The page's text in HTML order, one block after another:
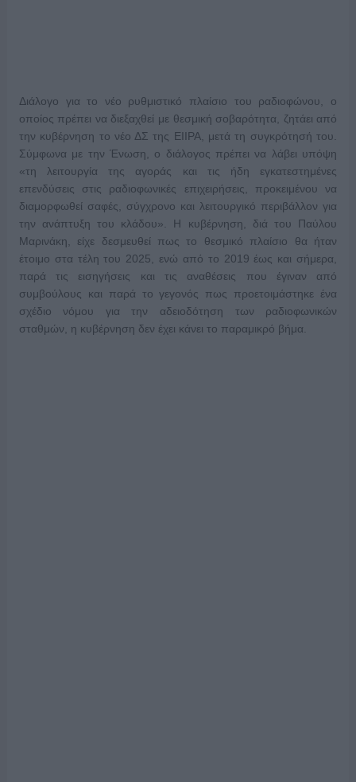
Διάλογο για το νέο ρυθμιστικό πλαίσιο του ραδιοφώνου, ο
οποίος πρέπει να διεξαχθεί με θεσμική σοβαρότητα, ζητάει από
την κυβέρνηση το νέο ΔΣ της ΕΙΙΡΑ, μετά τη συγκρότησή του.
Σύμφωνα με την Ένωση, ο διάλογος πρέπει να λάβει υπόψη
«τη λειτουργία της αγοράς και τις ήδη εγκατεστημένες
επενδύσεις στις ραδιοφωνικές επιχειρήσεις, προκειμένου να
διαμορφωθεί σαφές, σύγχρονο και λειτουργικό περιβάλλον για
την ανάπτυξη του κλάδου». Η κυβέρνηση, διά του Παύλου
Μαρινάκη, είχε δεσμευθεί πως το θεσμικό πλαίσιο θα ήταν
έτοιμο στα τέλη του 2025, ενώ από το 2019 έως και σήμερα,
παρά τις εισηγήσεις και τις αναθέσεις που έγιναν από
συμβούλους και παρά το γεγονός πως προετοιμάστηκε ένα
σχέδιο νόμου για την αδειοδότηση των ραδιοφωνικών
σταθμών, η κυβέρνηση δεν έχει κάνει το παραμικρό βήμα.